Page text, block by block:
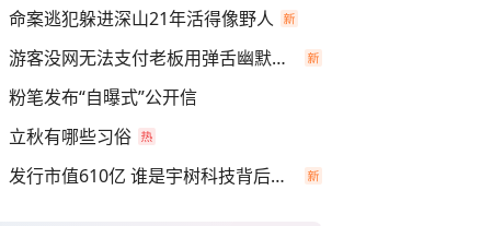
命案逃犯躲进深山21年活得像野人
游客没网无法支付老板用弹舌幽默化解
粉笔发布“自曝式”公开信
立秋有哪些习俗
发行市值610亿 谁是宇树科技背后赢家